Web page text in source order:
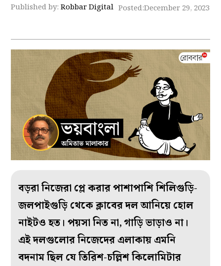
Published by:Robbar Digital Posted:December 29, 2023
বড়রা নিজেরা প্লে করার পাশাপাশি শিলিগুড়ি-
জলপাইগুড়ি থেকে ক্লাবের দল আনিয়ে হোল
নাইটও হত। পয়সা নিত না, গাড়ি ভাড়াও না।
এই দলগুলোর নিজেদের এলাকায় এমনি
বদনাম ছিল যে তিরিশ-চল্লিশ কিলোমিটার